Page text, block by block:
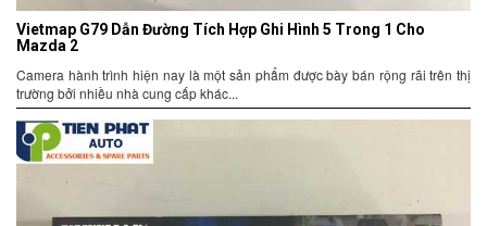
Vietmap G79 Dẫn Đường Tích Hợp Ghi Hình 5 Trong 1 Cho
Mazda 2
Camera hành trình hiện nay là một sản phẩm được bày bán rộng rãi trên thị
trường bởi nhiều nhà cung cấp khác...